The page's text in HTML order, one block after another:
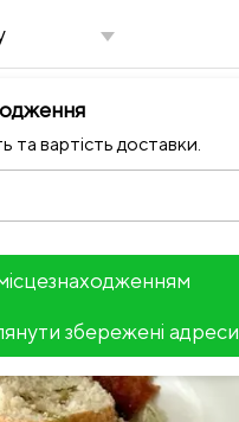
та вартість доставки.
збережені адреси